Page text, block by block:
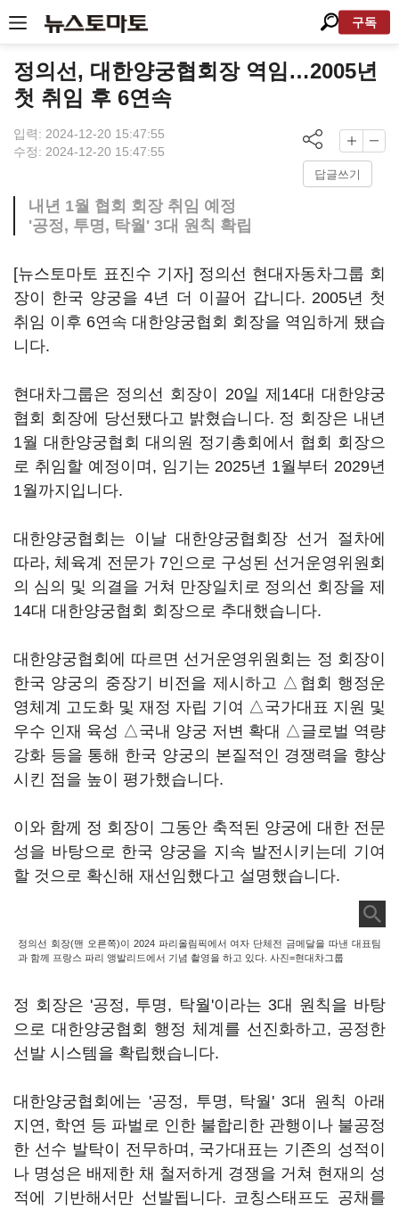
구독
정의선, 대한양궁협회장 역임…2005년
첫 취임 후 6연속
입력: 2024-12-20 15:47:55
수정: 2024-12-20 15:47:55
답글쓰기
내년 1월 협회 회장 취임 예정
'공정, 투명, 탁월' 3대 원칙 확립
[뉴스토마토 표진수 기자] 정의선 현대자동차그룹 회
장이 한국 양궁을 4년 더 이끌어 갑니다. 2005년 첫
취임 이후 6연속 대한양궁협회 회장을 역임하게 됐습
니다.
현대차그룹은 정의선 회장이 20일 제14대 대한양궁
협회 회장에 당선됐다고 밝혔습니다. 정 회장은 내년
1월 대한양궁협회 대의원 정기총회에서 협회 회장으
로 취임할 예정이며, 임기는 2025년 1월부터 2029년
1월까지입니다.
대한양궁협회는 이날 대한양궁협회장 선거 절차에
따라, 체육계 전문가 7인으로 구성된 선거운영위원회
의 심의 및 의결을 거쳐 만장일치로 정의선 회장을 제
14대 대한양궁협회 회장으로 추대했습니다.
대한양궁협회에 따르면 선거운영위원회는 정 회장이
한국 양궁의 중장기 비전을 제시하고 △협회 행정운
영체계 고도화 및 재정 자립 기여 △국가대표 지원 및
우수 인재 육성 △국내 양궁 저변 확대 △글로벌 역량
강화 등을 통해 한국 양궁의 본질적인 경쟁력을 향상
시킨 점을 높이 평가했습니다.
이와 함께 정 회장이 그동안 축적된 양궁에 대한 전문
성을 바탕으로 한국 양궁을 지속 발전시키는데 기여
할 것으로 확신해 재선임했다고 설명했습니다.
정의선 회장(맨 오른쪽)이 2024 파리올림픽에서 여자 단체전 금메달을 따낸 대표팀
과 함께 프랑스 파리 앵발리드에서 기념 촬영을 하고 있다. 사진=현대차그룹
정 회장은 '공정, 투명, 탁월'이라는 3대 원칙을 바탕
으로 대한양궁협회 행정 체계를 선진화하고, 공정한
선발 시스템을 확립했습니다.
대한양궁협회에는 '공정, 투명, 탁월' 3대 원칙 아래
지연, 학연 등 파벌로 인한 불합리한 관행이나 불공정
한 선수 발탁이 전무하며, 국가대표는 기존의 성적이
나 명성은 배제한 채 철저하게 경쟁을 거쳐 현재의 성
적에 기반해서만 선발됩니다. 코칭스태프도 공채를